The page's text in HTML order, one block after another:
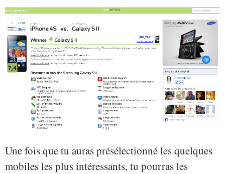
Une fois que tu auras présélectionné les quelques
mobiles les plus intéressants, tu pourras les